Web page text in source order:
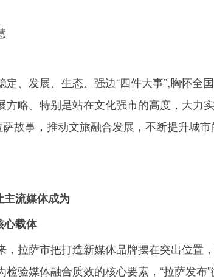
、发展、生态、强边“四件大事”,胸怀全
略。特别是站在文化强市的高度，大力
故事，推动文旅融合发展，不断提升城
主流媒体成为
心载体
拉萨市把打造新媒体品牌摆在突出位置
检验媒体融合质效的核心要素，“拉萨发布